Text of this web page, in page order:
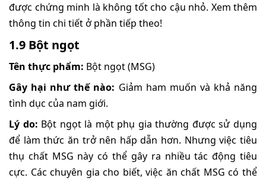
được chứng minh là không tốt cho cậu nhỏ. Xem thêm
thông tin chi tiết ở phần tiếp theo!
1.9 Bột ngọt
Tên thực phẩm: Bột ngọt (MSG)
Gây hại như thế nào: Giảm ham muốn và khả năng
tình dục của nam giới.
Lý do: Bột ngọt là một phụ gia thường được sử dụng
để làm thức ăn trở nên hấp dẫn hơn. Nhưng việc tiêu
thụ chất MSG này có thể gây ra nhiều tác động tiêu
cực. Các chuyên gia cho biết, việc ăn chất MSG có thể